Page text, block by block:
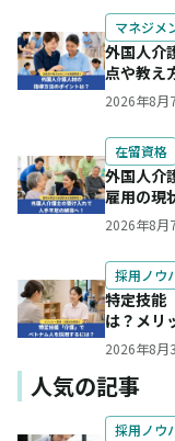
マネジメ
外国人介
点や教え
2026年8月
在留資格
外国人介
雇用の現
2026年8月
採用ノウ
特定技能
は？メリ
2026年8月
人気の記事
採用ノウ